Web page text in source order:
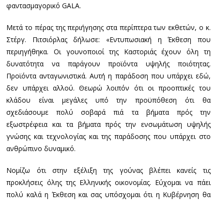
φαντασμαγορικό GALA.
Μετά το πέρας της περιήγησης στα περίπτερα των εκθετών, ο κ.
Στέργ. Πιτσιόρλας δήλωσε: «Εντυπωσιακή η Έκθεση που
περιηγήθηκα. Οι γουνοποιοί της Καστοριάς έχουν όλη τη
δυνατότητα να παράγουν προϊόντα υψηλής ποιότητας.
Προϊόντα ανταγωνιστικά. Αυτή η παράδοση που υπάρχει εδώ,
δεν υπάρχει αλλού. Θεωρώ λοιπόν ότι οι προοπτικές του
κλάδου είναι μεγάλες υπό την προϋπόθεση ότι θα
σχεδιάσουμε πολύ σοβαρά πιά τα βήματα πρός την
εξωστρέφεια και τα βήματα πρός την ενσωμάτωση υψηλής
γνώσης και τεχνολογίας και της παράδοσης που υπάρχει στο
ανθρώπινο δυναμικό.
Νομίζω ότι στην εξέλιξη της γούνας βλέπει κανείς τις
προκλήσεις όλης της Ελληνικής οικονομίας. Εύχομαι να πάει
πολύ καλά η Έκθεση και σας υπόσχομαι ότι η Κυβέρνηση θα